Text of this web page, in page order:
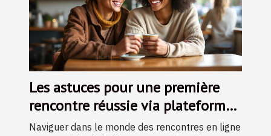
Les astuces pour une première
rencontre réussie via plateforme
en ligne
Naviguer dans le monde des rencontres en ligne